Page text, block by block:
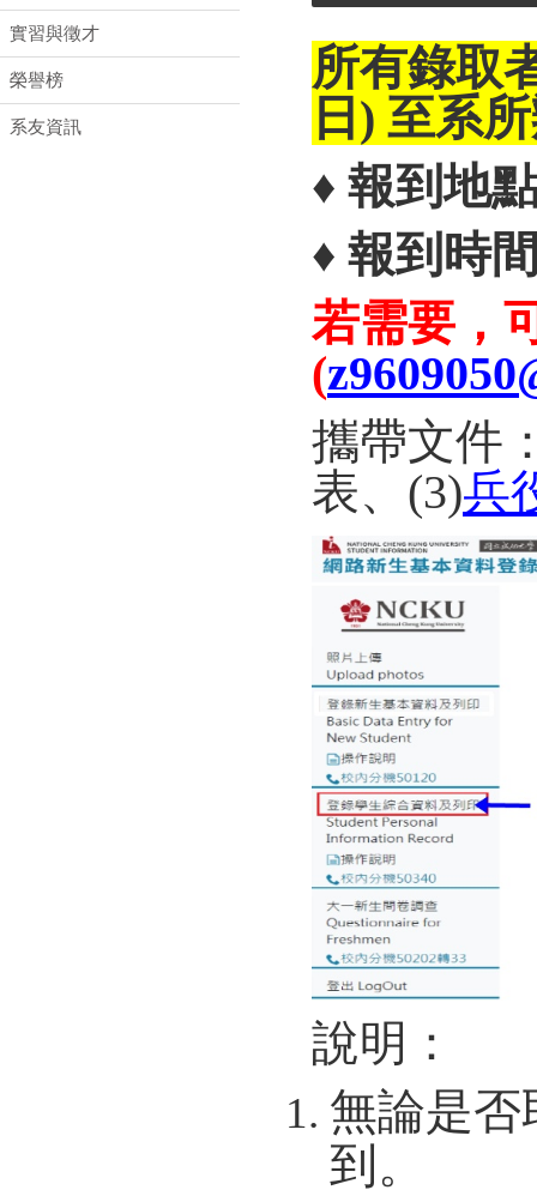
實習與徵才
榮譽榜
系友資訊
所有錄取
日) 至系
♦ 報到地
♦ 報到時
若需要，
(
攜帶文件
表、(3)兵
說明：
無論是否
到。